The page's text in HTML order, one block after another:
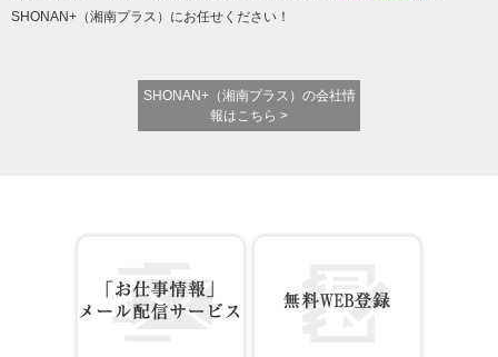
SHONAN+（湘南プラス）にお任せください！
SHONAN+（湘南プラス）の会社情
報はこちら >